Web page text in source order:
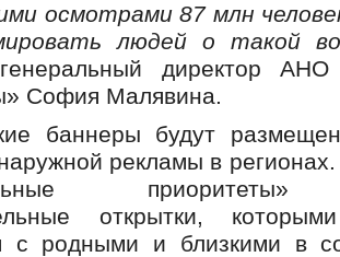
осмотрами 87 млн
людей о такой
директор
София Малявина.
баннеры будут
рекламы в
приоритеты»
открытки,
c родными и близкими в